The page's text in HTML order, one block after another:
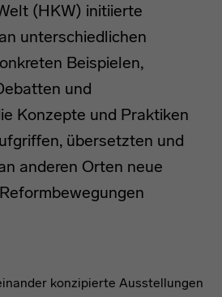
(HKW) initiierte
unterschiedlichen
Beispielen,
und
Konzepte und Praktiken
übersetzten und
anderen Orten neue
konzipierte Ausstellungen